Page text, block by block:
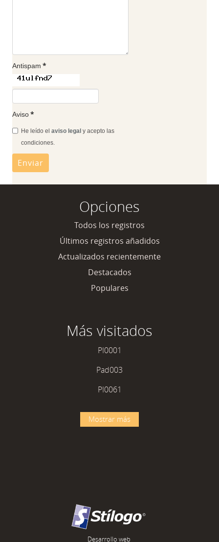
Antispam *
Aviso*
He leído el aviso legal y acepto las
condiciones.
Opciones
Todos los registros
Últimos registros añadidos
Actualizados recientemente
Destacados
Populares
Más visitados
PI0001
Pad003
PI0061
Mostrar más
Desarrollo web